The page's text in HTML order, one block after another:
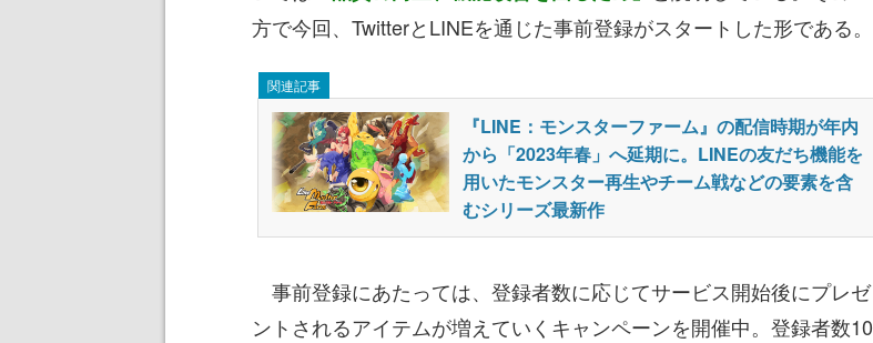
方で今回、TwitterとLINEを通じた事前登録がスタートした形である。
関連記事
『LINE：モンスターファーム』の配信時期が年内
から「2023年春」へ延期に。LINEの友だち機能を
用いたモンスター再生やチーム戦などの要素を含
むシリーズ最新作
事前登録にあたっては、登録者数に応じてサービス開始後にプレゼ
ントされるアイテムが増えていくキャンペーンを開催中。登録者数10